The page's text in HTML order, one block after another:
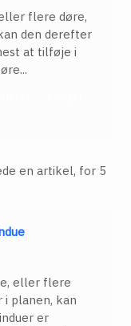
flere døre,
den derefter
at tilføje i
en artikel, for 5
eller flere
i planen, kan
er